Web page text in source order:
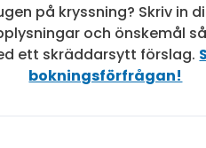
på kryssning? Skriv in
och önskemål
ett skräddarsytt förslag.
bokningsförfrågan!